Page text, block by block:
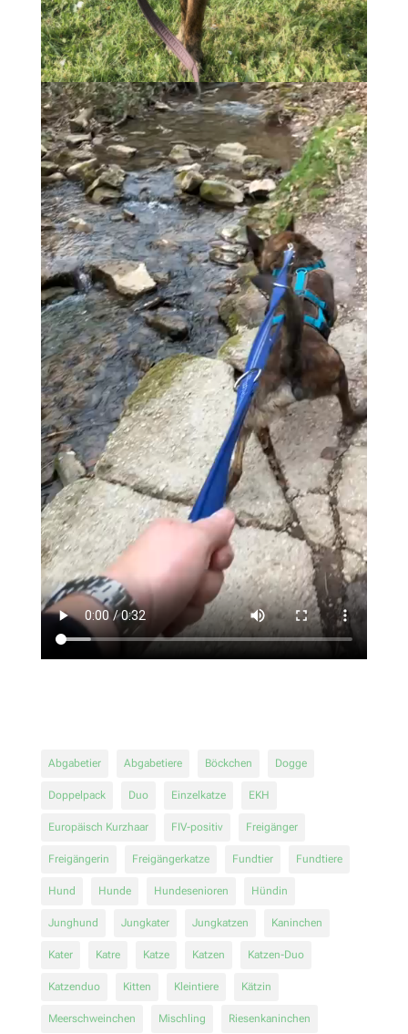
Abgabetier Abgabetiere Böckchen Dogge
Doppelpack Duo Einzelkatze EKH
Europäisch Kurzhaar FIV-positiv Freigänger
Freigängerin Freigängerkatze Fundtier Fundtiere
Hund Hunde Hundesenioren Hündin
Junghund Jungkater Jungkatzen Kaninchen
Kater Katre Katze Katzen Katzen-Duo
Katzenduo Kitten Kleintiere Kätzin
Meerschweinchen Mischling Riesenkaninchen